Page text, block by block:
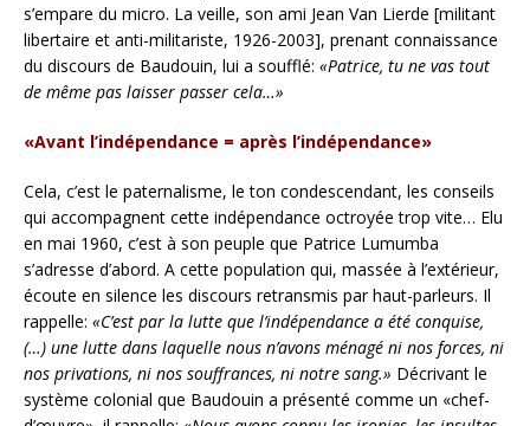
s’empare du micro. La veille, son ami Jean Van Lierde [militant
libertaire et anti-militariste, 1926-2003], prenant connaissance
du discours de Baudouin, lui a soufflé: «Patrice, tu ne vas tout
de même pas laisser passer cela…»
«Avant l’indépendance = après l’indépendance»
Cela, c’est le paternalisme, le ton condescendant, les conseils
qui accompagnent cette indépendance octroyée trop vite… Elu
en mai 1960, c’est à son peuple que Patrice Lumumba
s’adresse d’abord. A cette population qui, massée à l’extérieur,
écoute en silence les discours retransmis par haut-parleurs. Il
rappelle: «C’est par la lutte que l’indépendance a été conquise,
(…) une lutte dans laquelle nous n’avons ménagé ni nos forces, ni
nos privations, ni nos souffrances, ni notre sang.» Décrivant le
système colonial que Baudouin a présenté comme un «chef-